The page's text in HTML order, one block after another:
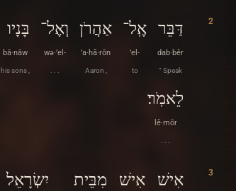
2 דַּבֵּר
dab·bêr
“ Speak
אֶֽל־
’el-
to
אַהֲרֹן
’a·hă·rōn
Aaron ,
וְאֶל־
wə·’el-
. . .
בָּנָיו
bā·nāw
his sons ,
לֵאמֹֽר׃
lê·mōr
. . .
3 אִישׁ אִישׁ מִבֵּית יִשְׂרָאֵל